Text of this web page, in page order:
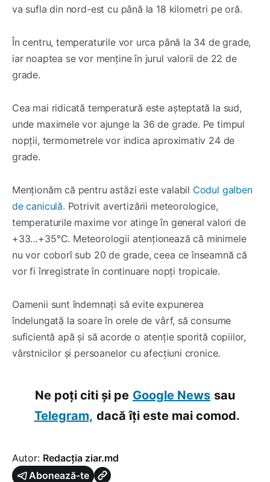
va sufla din nord-est cu până la 18 kilometri pe oră.
În centru, temperaturile vor urca până la 34 de grade,
iar noaptea se vor menține în jurul valorii de 22 de
grade.
Cea mai ridicată temperatură este așteptată la sud,
unde maximele vor ajunge la 36 de grade. Pe timpul
nopții, termometrele vor indica aproximativ 24 de
grade.
Menționăm că pentru astăzi este valabil Codul galben
de caniculă. Potrivit avertizării meteorologice,
temperaturile maxime vor atinge în general valori de
+33…+35°C. Meteorologii atenționează că minimele
nu vor coborî sub 20 de grade, ceea ce înseamnă că
vor fi înregistrate în continuare nopți tropicale.
Oamenii sunt îndemnați să evite expunerea
îndelungată la soare în orele de vârf, să consume
suficientă apă și să acorde o atenție sporită copiilor,
vârstnicilor și persoanelor cu afecțiuni cronice.
Ne poți citi și pe Google News sau
Telegram, dacă îți este mai comod.
Autor: Redacția ziar.md
Abonează-te